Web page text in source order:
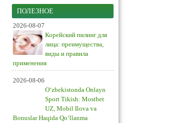
ПОЛЕЗНОЕ
2026-08-07
Корейский пилинг для
лица: преимущества,
виды и правила
применения
2026-08-06
O‘zbekistonda Onlayn
Sport Tikish: Mostbet
UZ, Mobil Ilova va
Bonuslar Haqida Qo‘llanma